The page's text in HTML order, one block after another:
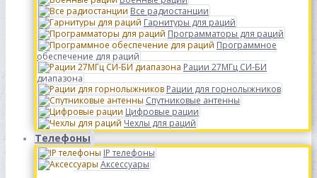
Все радиостанции
Гарнитуры для раций
Программаторы для раций
Программное
обеспечение для раций
Рации 27МГц СИ-БИ
диапазона
Рации для горнолыжников
Спутниковые антенны
Цифровые рации
Чехлы для раций
Телефоны
IP телефоны
Аксессуары